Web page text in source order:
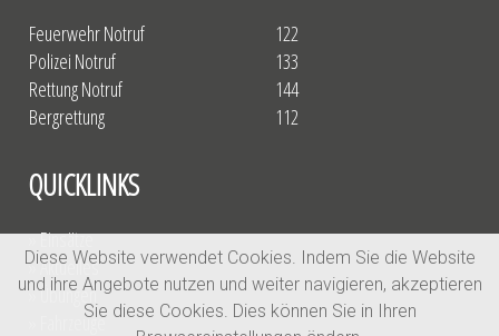
Feuerwehr Notruf
Polizei Notruf
Rettung Notruf
Bergrettung
122
133
144
112
QUICKLINKS
» Einsätze
» Aktuelles
» Übungen
» Fahrzeuge
Diese Website verwendet Cookies. Indem Sie die Website
und ihre Angebote nutzen und weiter navigieren, akzeptieren
Sie diese Cookies. Dies können Sie in Ihren